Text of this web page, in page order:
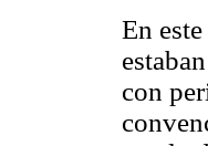
En
con